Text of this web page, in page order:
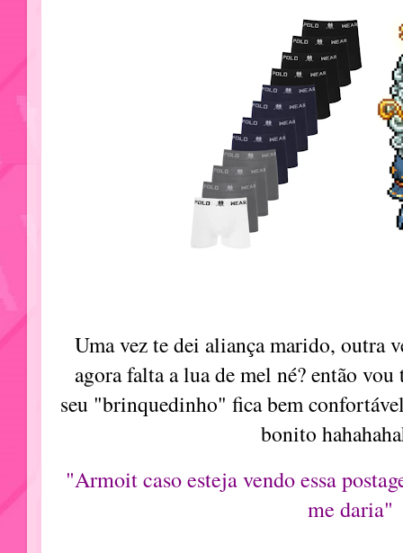
Uma vez te dei aliança marido, outra
agora falta a lua de mel né? então vou
seu "brinquedinho" fica bem
bonito
"Armoit caso esteja vendo essa
me daria"